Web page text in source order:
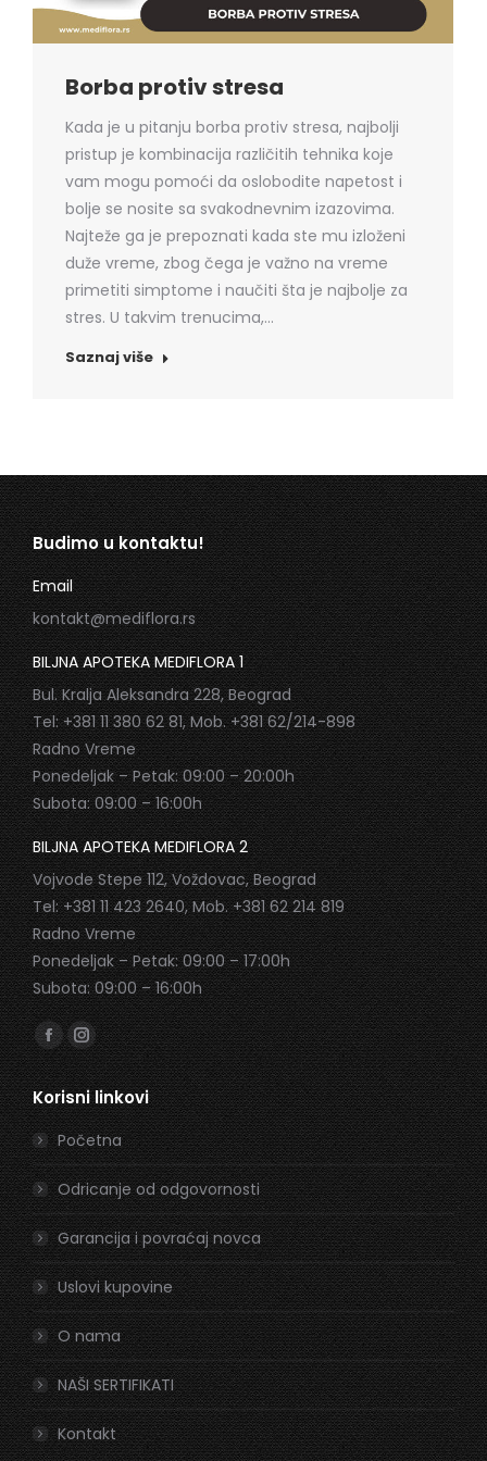
Borba protiv stresa
Kada je u pitanju borba protiv stresa, najbolji
pristup je kombinacija različitih tehnika koje
vam mogu pomoći da oslobodite napetost i
bolje se nosite sa svakodnevnim izazovima.
Najteže ga je prepoznati kada ste mu izloženi
duže vreme, zbog čega je važno na vreme
primetiti simptome i naučiti šta je najbolje za
stres. U takvim trenucima,…
Saznaj više
Budimo u kontaktu!
Email
kontakt@mediflora.rs
BILJNA APOTEKA MEDIFLORA 1
Bul. Kralja Aleksandra 228, Beograd
Tel: +381 11 380 62 81, Mob. +381 62/214-898
Radno Vreme
Ponedeljak – Petak: 09:00 – 20:00h
Subota: 09:00 – 16:00h
BILJNA APOTEKA MEDIFLORA 2
Vojvode Stepe 112, Voždovac, Beograd
Tel: +381 11 423 2640, Mob. +381 62 214 819
Radno Vreme
Ponedeljak – Petak: 09:00 – 17:00h
Subota: 09:00 – 16:00h
Find us on:
Facebook
page
opens
in
new
window
Instagram
page
opens
in
new
window
Korisni linkovi
Početna
Odricanje od odgovornosti
Garancija i povraćaj novca
Uslovi kupovine
O nama
NAŠI SERTIFIKATI
Kontakt